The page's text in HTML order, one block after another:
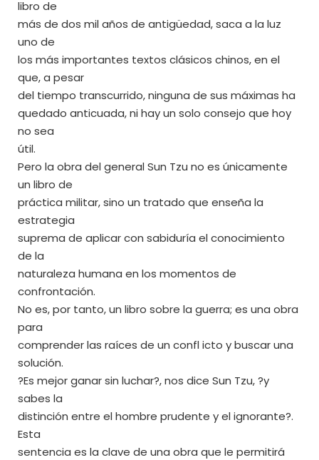
libro de
más de dos mil años de antigüedad, saca a la luz
uno de
los más importantes textos clásicos chinos, en el
que, a pesar
del tiempo transcurrido, ninguna de sus máximas ha
quedado anticuada, ni hay un solo consejo que hoy
no sea
útil.
Pero la obra del general Sun Tzu no es únicamente
un libro de
práctica militar, sino un tratado que enseña la
estrategia
suprema de aplicar con sabiduría el conocimiento
de la
naturaleza humana en los momentos de
confrontación.
No es, por tanto, un libro sobre la guerra; es una obra
para
comprender las raíces de un confl icto y buscar una
solución.
?Es mejor ganar sin luchar?, nos dice Sun Tzu, ?y
sabes la
distinción entre el hombre prudente y el ignorante?.
Esta
sentencia es la clave de una obra que le permitirá